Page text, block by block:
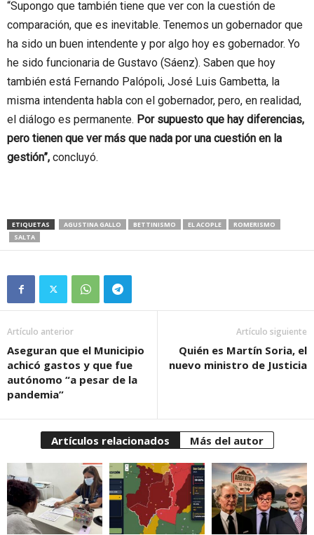
“Supongo que también tiene que ver con la cuestión de
comparación, que es inevitable. Tenemos un gobernador que
ha sido un buen intendente y por algo hoy es gobernador. Yo
he sido funcionaria de Gustavo (Sáenz). Saben que hoy
también está Fernando Palópoli, José Luis Gambetta, la
misma intendenta habla con el gobernador, pero, en realidad,
el diálogo es permanente. Por supuesto que hay diferencias,
pero tienen que ver más que nada por una cuestión en la
gestión”, concluyó.
ETIQUETAS AGUSTINA GALLO BETTINISMO EL ACOPLE
ROMERISMO
SALTA
Artículo anterior
Aseguran que el Municipio
achicó gastos y que fue
autónomo “a pesar de la
pandemia”
Artículo siguiente
Quién es Martín Soria, el
nuevo ministro de Justicia
Artículos relacionados Más del autor